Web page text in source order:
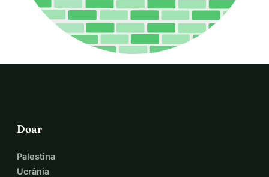
Doar
Palestina
Ucrânia